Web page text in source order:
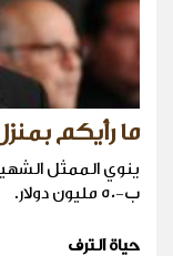
ما رأيكم
ينوي الممثل
ب-50 مليون دولار.
حياة الترف